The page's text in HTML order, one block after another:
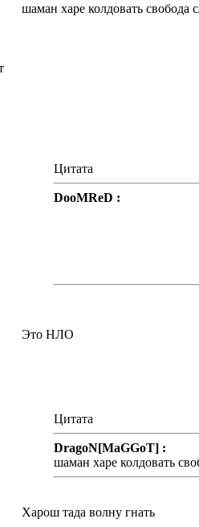
шаман харе колдовать свобода
Цитата
DooMReD :
Это НЛО
Цитата
DragoN[MaGGoT] :
шаман харе колдовать
Харош тада волну гнать